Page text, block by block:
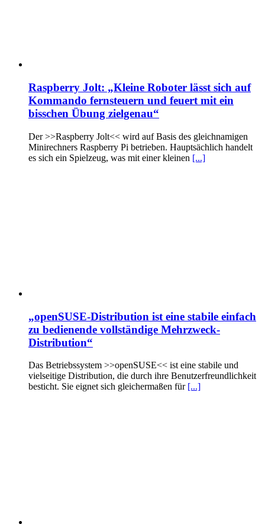
Raspberry Jolt: „Kleine Roboter lässt sich auf
Kommando fernsteuern und feuert mit ein
bisschen Übung zielgenau“
Der >>Raspberry Jolt<< wird auf Basis des gleichnamigen
Minirechners Raspberry Pi betrieben. Hauptsächlich handelt
es sich ein Spielzeug, was mit einer kleinen [...]
„openSUSE-Distribution ist eine stabile einfach
zu bedienende vollständige Mehrzweck-
Distribution“
Das Betriebssystem >>openSUSE<< ist eine stabile und
vielseitige Distribution, die durch ihre Benutzerfreundlichkeit
besticht. Sie eignet sich gleichermaßen für [...]